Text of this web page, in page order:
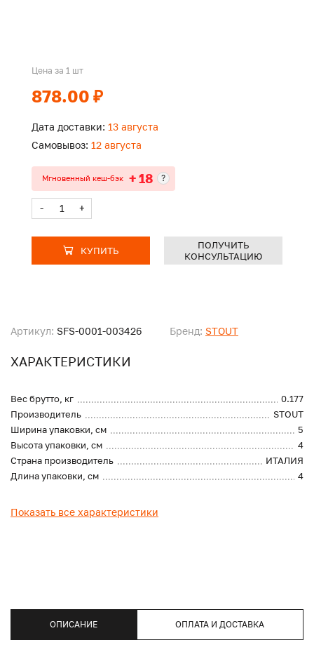
Артикул: SFS-0001-003426 Бренд: STOUT
ХАРАКТЕРИСТИКИ
Вес брутто, кг
0.177
Производитель
STOUT
Ширина упаковки, см
5
Высота упаковки, см
4
Страна производитель
ИТАЛИЯ
Длина упаковки, см
4
Показать все характеристики
Цена за 1 шт
878.00 ₽
Дата доставки: 13 августа
Самовывоз: 12 августа
Мгновенный кеш-бэк + 18 ?
- +
КУПИТЬ
ПОЛУЧИТЬ
КОНСУЛЬТАЦИЮ
ОПИСАНИЕ ОПЛАТА И ДОСТАВКА